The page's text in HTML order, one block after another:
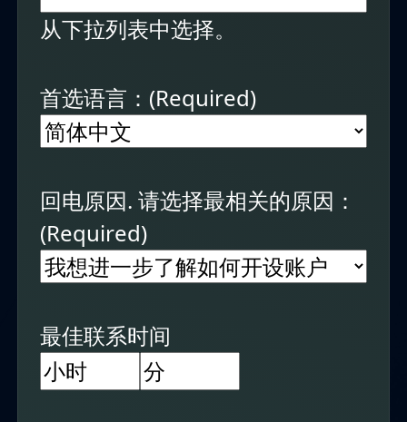
从下拉列表中选择。
首选语言： (Required)
回电原因. 请选择最相关的原因：
(Required)
最佳联系时间